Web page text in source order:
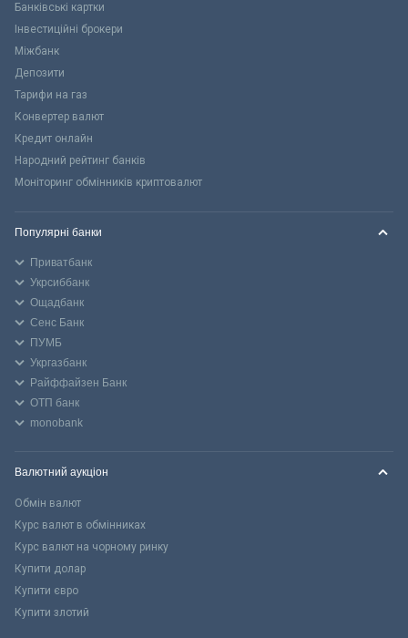
Банківські картки
Інвестиційні брокери
Міжбанк
Депозити
Тарифи на газ
Конвертер валют
Кредит онлайн
Народний рейтинг банків
Моніторинг обмінників криптовалют
Популярні банки
Приватбанк
Укрсиббанк
Ощадбанк
Сенс Банк
ПУМБ
Укргазбанк
Райффайзен Банк
ОТП банк
monobank
Валютний аукціон
Обмін валют
Курс валют в обмінниках
Курс валют на чорному ринку
Купити долар
Купити євро
Купити злотий